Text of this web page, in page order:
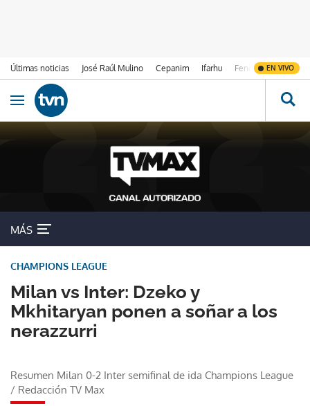
Últimas noticias José Raúl Mulino Cepanim Ifarhu Fenómeno de El
EN VIVO
Ir al contenido
Obrir navegació
MÁS
Milan vs Inter: Dzeko y
Mkhitaryan ponen a soñar a los
nerazzurri
CHAMPIONS LEAGUE
Resumen Milan 0-2 Inter semifinal de ida Champions League
/ Redacción TV Max